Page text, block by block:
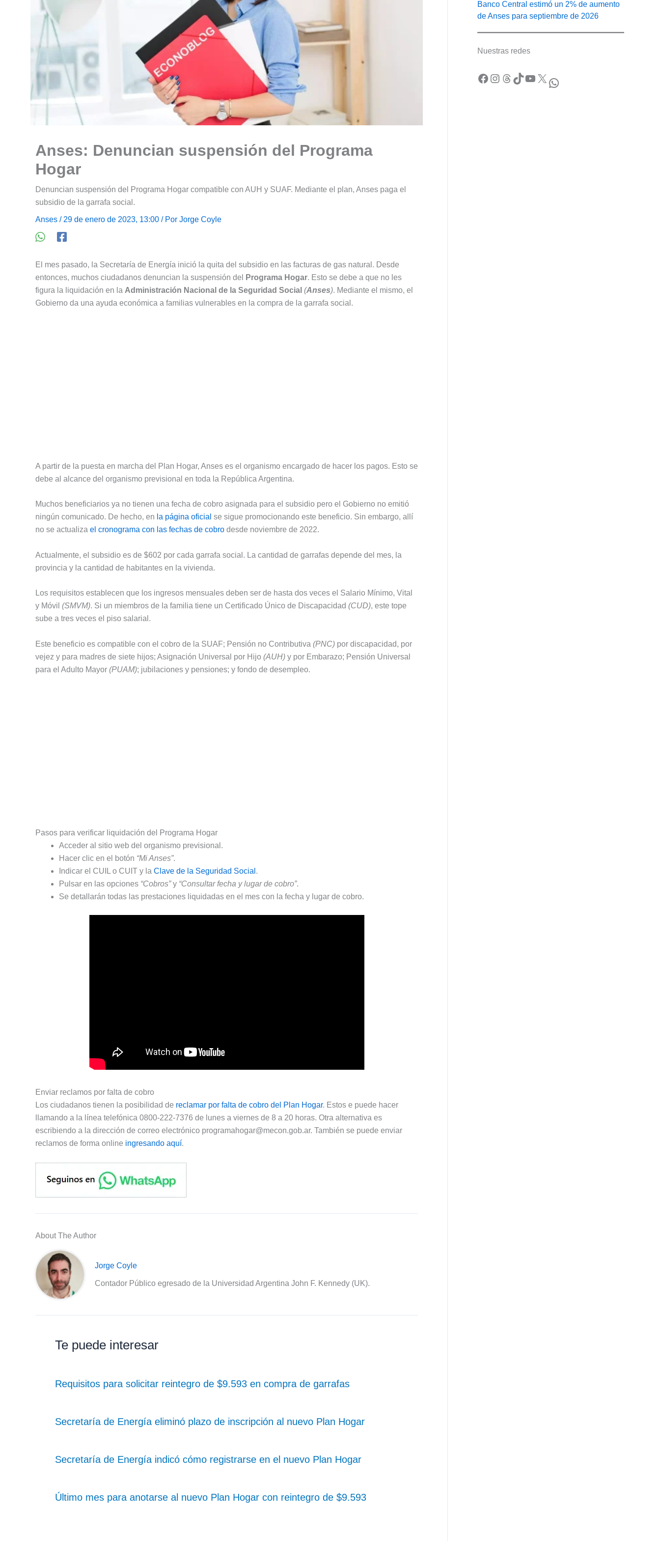
Anses: Denuncian suspensión del Programa
Hogar
Denuncian suspensión del Programa Hogar compatible con AUH y SUAF. Mediante el plan, Anses paga el
subsidio de la garrafa social.
Anses / 29 de enero de 2023, 13:00 / Por Jorge Coyle
El mes pasado, la Secretaría de Energía inició la quita del subsidio en las facturas de gas natural. Desde
entonces, muchos ciudadanos denuncian la suspensión del
Programa Hogar. Esto se debe a que no les
figura la liquidación en la Administración Nacional de la Seguridad Social (Anses). Mediante el mismo, el
Gobierno da una ayuda económica a familias vulnerables en la compra de la garrafa social.
A partir de la puesta en marcha del Plan Hogar, Anses es el organismo encargado de hacer los pagos. Esto se
debe al alcance del organismo previsional en toda la República Argentina.
Muchos beneficiarios ya no tienen una fecha de cobro asignada para el subsidio pero el Gobierno no emitió
ningún comunicado. De hecho, en la página oficial se sigue promocionando este beneficio. Sin embargo, allí
no se actualiza el cronograma con las fechas de cobro desde noviembre de 2022.
Actualmente, el subsidio es de $602 por cada garrafa social. La cantidad de garrafas depende del mes, la
provincia y la cantidad de habitantes en la vivienda.
Los requisitos establecen que los ingresos mensuales deben ser de hasta dos veces el Salario Mínimo, Vital
y Móvil (SMVM). Si un miembros de la familia tiene un Certificado Único de Discapacidad (CUD), este tope
sube a tres veces el piso salarial.
Este beneficio es compatible con el cobro de la SUAF; Pensión no Contributiva (PNC) por discapacidad, por
vejez y para madres de siete hijos; Asignación Universal por Hijo (AUH) y por Embarazo; Pensión Universal
para el Adulto Mayor (PUAM); jubilaciones y pensiones; y fondo de desempleo.
Pasos para verificar liquidación del Programa Hogar
Acceder al sitio web del organismo previsional.
Hacer clic en el botón “Mi Anses”.
Indicar el CUIL o CUIT y la Clave de la Seguridad Social .
Pulsar en las opciones “Cobros”y “Consultar fecha y lugar de cobro”.
Se detallarán todas las prestaciones liquidadas en el mes con la fecha y lugar de cobro.
Enviar reclamos por falta de cobro
Los ciudadanos tienen la posibilidad de reclamar por falta de cobro del Plan Hogar. Estos e puede hacer
llamando a la línea telefónica 0800-222-7376 de lunes a viernes de 8 a 20 horas. Otra alternativa es
escribiendo a la dirección de correo electrónico programahogar@mecon.gob.ar. También se puede enviar
reclamos de forma online ingresando aquí.
About The Author
Jorge Coyle
Contador Público egresado de la Universidad Argentina John F. Kennedy (UK).
Te puede interesar
Requisitos para solicitar reintegro de $9.593 en compra de garrafas
Secretaría de Energía eliminó plazo de inscripción al nuevo Plan Hogar
Secretaría de Energía indicó cómo registrarse en el nuevo Plan Hogar
Último mes para anotarse al nuevo Plan Hogar con reintegro de $9.593
Banco Central estimó un 2% de aumento
de Anses para septiembre de 2026
Nuestras redes
Facebook Instagram Threads TikTok YouTube X WhatsApp